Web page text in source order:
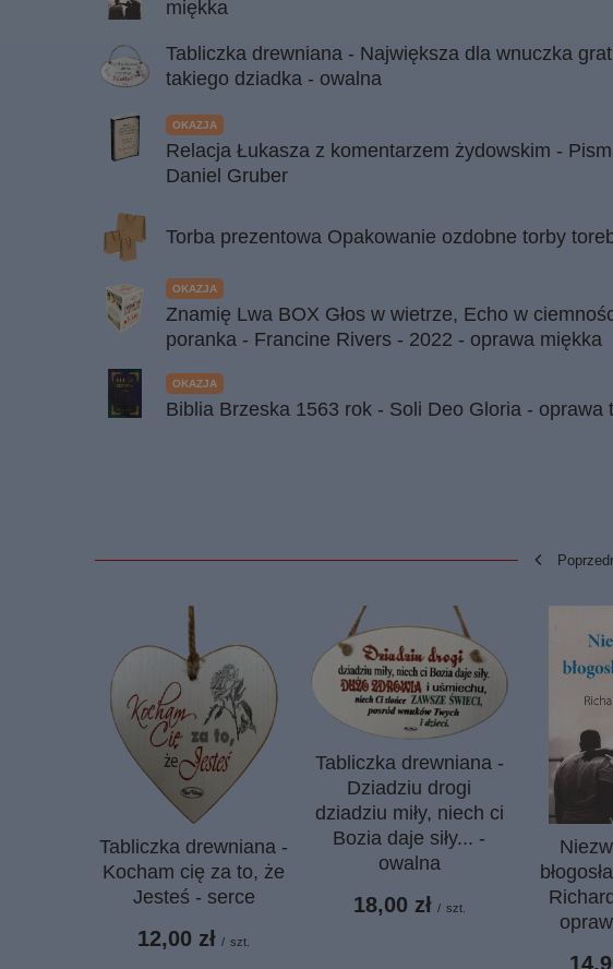
miękka
Tabliczka drewniana - Największa dla wnuczka
takiego dziadka - owalna
OKAZJA
Relacja Łukasza z komentarzem żydowskim -
Daniel Gruber
Torba prezentowa Opakowanie ozdobne torby
OKAZJA
Znamię Lwa BOX Głos w wietrze, Echo w
poranka - Francine Rivers - 2022 - oprawa miękka
OKAZJA
Biblia Brzeska 1563 rok - Soli Deo Gloria - oprawa
Tabliczka drewniana -
Kocham cię za to, że
Jesteś - serce
12,00 zł / szt.
Tabliczka drewniana -
Dziadziu drogi
dziadziu miły, niech ci
Bozia daje siły... -
owalna
18,00 zł / szt.